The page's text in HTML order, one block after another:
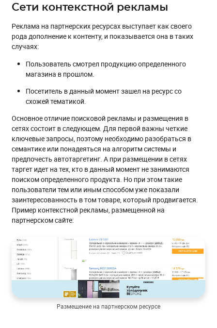
Сети контекстной рекламы
Реклама на партнерских ресурсах выступает как своего
рода дополнение к контенту, и показывается она в таких
случаях:
Пользователь смотрел продукцию определенного
магазина в прошлом.
Посетитель в данный момент зашел на ресурс со
схожей тематикой.
Основное отличие поисковой рекламы и размещения в
сетях состоит в следующем. Для первой важны четкие
ключевые запросы, поэтому необходимо разобраться в
семантике или понадеяться на алгоритм системы и
предпочесть автотаргетинг. А при размещении в сетях
таргет идет на тех, кто в данный момент не занимаются
поиском определенного продукта. Но при этом такие
пользователи тем или иным способом уже показали
заинтересованность в том товаре, который продвигается.
Пример контекстной рекламы, размещенной на
партнерском сайте:
Размещение на партнерском ресурсе